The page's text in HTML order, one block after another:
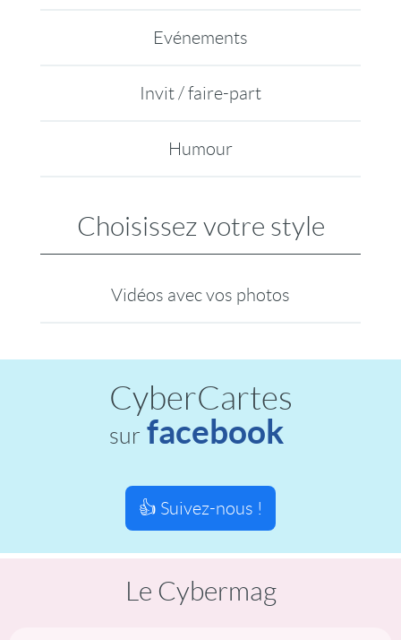
Evénements
Invit / faire-part
Humour
Choisissez votre style
Vidéos avec vos photos
CyberCartes
sur facebook
👍 Suivez-nous !
Le Cybermag